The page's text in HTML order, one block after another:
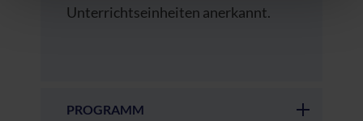
Datenschutzerklärung|Impressum
Unterrichtseinheiten anerkannt.
PROGRAMM